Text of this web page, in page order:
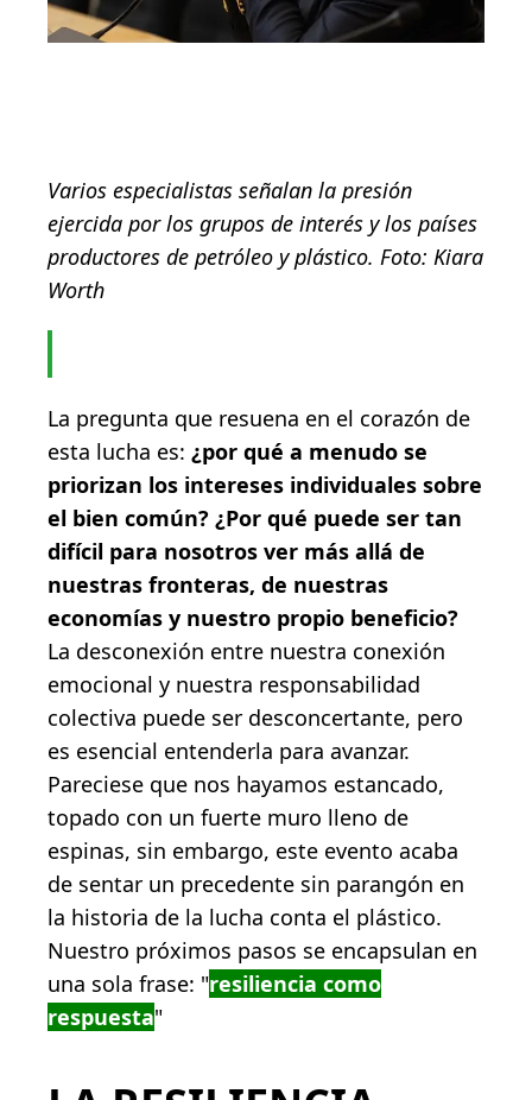
Varios especialistas señalan la presión
ejercida por los grupos de interés y los países
productores de petróleo y plástico. Foto: Kiara
Worth
La pregunta que resuena en el corazón de
esta lucha es: ¿por qué a menudo se
priorizan los intereses individuales sobre
el bien común? ¿Por qué puede ser tan
difícil para nosotros ver más allá de
nuestras fronteras, de nuestras
economías y nuestro propio beneficio?
La desconexión entre nuestra conexión
emocional y nuestra responsabilidad
colectiva puede ser desconcertante, pero
es esencial entenderla para avanzar.
Pareciese que nos hayamos estancado,
topado con un fuerte muro lleno de
espinas, sin embargo, este evento acaba
de sentar un precedente sin parangón en
la historia de la lucha conta el plástico.
Nuestro próximos pasos se encapsulan en
una sola frase: "resiliencia como
respuesta"